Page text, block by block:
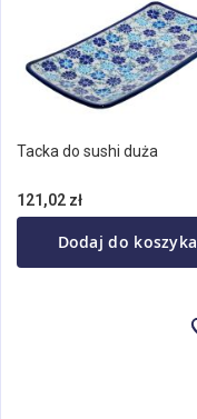
Tacka do sushi duża
121,02 zł
Dodaj do koszyka